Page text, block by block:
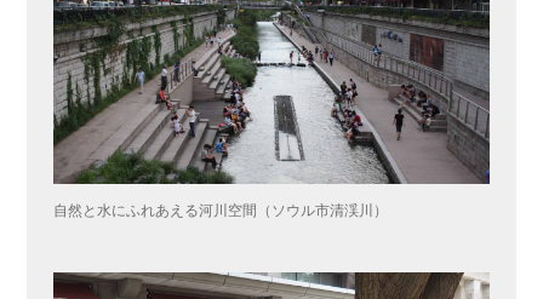
自然と水にふれあえる河川空間（ソウル市清渓川）